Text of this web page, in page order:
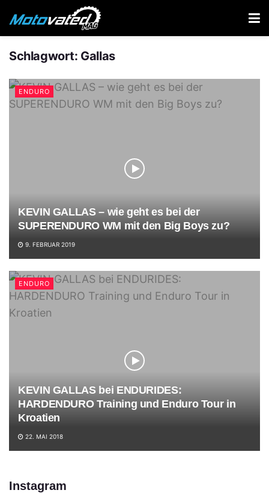
Schlagwort: Gallas
ENDURO
KEVIN GALLAS – wie geht es bei der
SUPERENDURO WM mit den Big Boys zu?
9. FEBRUAR 2019
ENDURO
KEVIN GALLAS bei ENDURIDES:
HARDENDURO Training und Enduro Tour in
Kroatien
22. MAI 2018
Instagram